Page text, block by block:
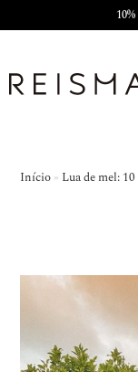
Início » Lua de mel: